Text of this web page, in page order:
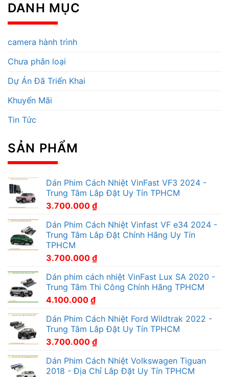
DANH MỤC
camera hành trình
Chưa phân loại
Dự Án Đã Triển Khai
Khuyến Mãi
Tin Tức
SẢN PHẨM
Dán Phim Cách Nhiệt VinFast VF3 2024 -
Trung Tâm Lắp Đặt Uy Tín TPHCM
3.700.000 ₫
Dán Phim Cách Nhiệt Vinfast VF e34 2024 -
Trung Tâm Lắp Đặt Chính Hãng Uy Tín
TPHCM
3.700.000 ₫
Dán phim cách nhiệt VinFast Lux SA 2020 -
Trung Tâm Thi Công Chính Hãng TPHCM
4.100.000 ₫
Dán Phim Cách Nhiệt Ford Wildtrak 2022 -
Trung Tâm Lắp Đặt Uy Tín TPHCM
3.700.000 ₫
Dán Phim Cách Nhiệt Volkswagen Tiguan
2018 - Địa Chỉ Lắp Đặt Uy Tín TPHCM